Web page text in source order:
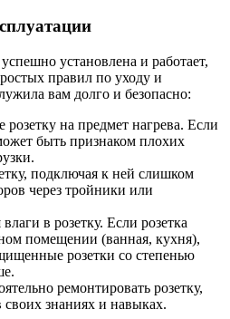
установлена и работает,
правил по уходу и
вам долго и безопасно:
розетку на предмет нагрева. Если
быть признаком плохих
подключая к ней слишком
через тройники или
в розетку. Если розетка
помещении (ванная, кухня),
розетки со степенью
ремонтировать розетку,
знаниях и навыках.